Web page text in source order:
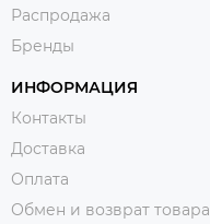
Распродажа
Бренды
ИНФОРМАЦИЯ
Контакты
Доставка
Оплата
Обмен и возврат товара